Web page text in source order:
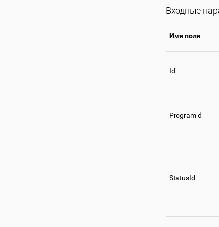
Входные
Имя поля
Id
ProgramId
StatusId